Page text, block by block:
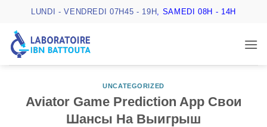
contenu
LUNDI - VENDREDI 07H45 - 19H , SAMEDI 08H - 14H
UNCATEGORIZED
Aviator Game Prediction App Свои
Шансы На Выигрыш